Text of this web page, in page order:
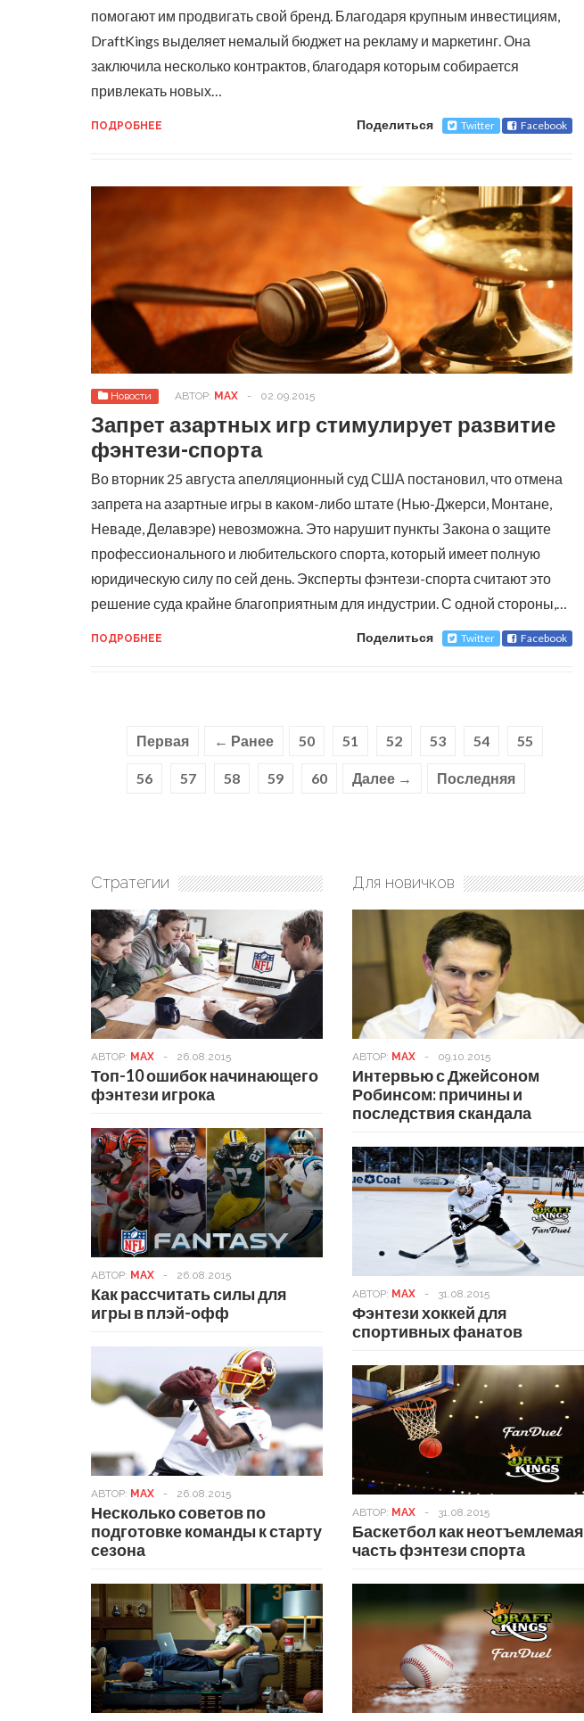
помогают им продвигать свой бренд. Благодаря крупным инвестициям,
DraftKings выделяет немалый бюджет на рекламу и маркетинг. Она
заключила несколько контрактов, благодаря которым собирается
привлекать новых…
ПОДРОБНЕЕ Поделиться Twitter Facebook
Новости АВТОР: MAX - 02.09.2015
Запрет азартных игр стимулирует развитие
фэнтези-спорта
Во вторник 25 августа апелляционный суд США постановил, что отмена
запрета на азартные игры в каком-либо штате (Нью-Джерси, Монтане,
Неваде, Делавэре) невозможна. Это нарушит пункты Закона о защите
профессионального и любительского спорта, который имеет полную
юридическую силу по сей день. Эксперты фэнтези-спорта считают это
решение суда крайне благоприятным для индустрии. С одной стороны,…
ПОДРОБНЕЕ Поделиться Twitter Facebook
Первая ← Ранее 50 51 52 53 54 55
56 57 58 59 60 Далее → Последняя
Стратегии
АВТОР: MAX - 26.08.2015
Топ-10 ошибок начинающего
фэнтези игрока
АВТОР: MAX - 26.08.2015
Как рассчитать силы для
игры в плэй-офф
АВТОР: MAX - 26.08.2015
Несколько советов по
подготовке команды к старту
сезона
Для новичков
АВТОР: MAX - 09.10.2015
Интервью с Джейсоном
Робинсом: причины и
последствия скандала
АВТОР: MAX - 31.08.2015
Фэнтези хоккей для
спортивных фанатов
АВТОР: MAX - 31.08.2015
Баскетбол как неотъемлемая
часть фэнтези спорта